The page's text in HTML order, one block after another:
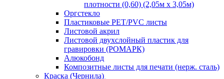
плотности (0,60) (2,05м х 3,05м)
Оргстекло
Пластиковые PET/PVC листы
Листовой акрил
Листовой двухслойный пластик для
гравировки (РОМАРК)
Алюкобонд
Композитные листы для печати (нерж. сталь)
Краска (Чернила)